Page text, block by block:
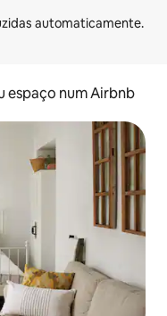
espaço num Airbnb